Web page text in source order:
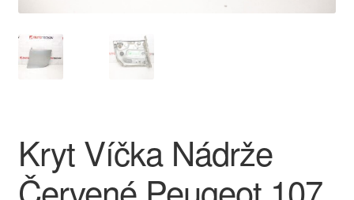
Platby
Reklamace
Reklamační řád
Kryt Víčka Nádrže